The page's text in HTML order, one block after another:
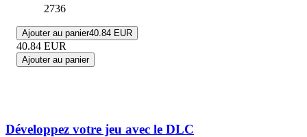
2736
Ajouter au panier40.84 EUR
40.84 EUR
Ajouter au panier
Développez votre jeu avec le DLC